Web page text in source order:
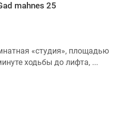
mahnes 25
«студия», площадью
ходьбы до лифта, ...